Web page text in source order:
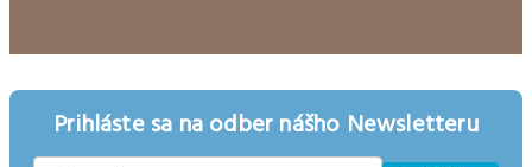
Prihláste sa na odber nášho Newsletteru